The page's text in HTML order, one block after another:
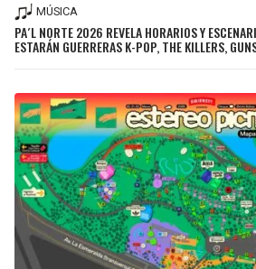
MÚSICA
PA´L NORTE 2026 REVELA HORARIOS Y
ESTARÁN GUERRERAS K-POP, THE KILLERS,